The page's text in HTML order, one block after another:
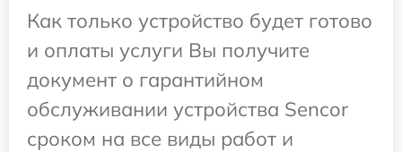
Как только устройство будет готово
и оплаты услуги Вы получите
документ о гарантийном
обслуживании устройства Sencor
сроком на все виды работ и